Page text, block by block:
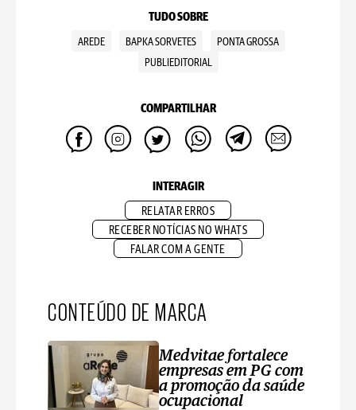
TUDO SOBRE
AREDE BAPKA SORVETES
PONTA GROSSA
PUBLIEDITORIAL
COMPARTILHAR
INTERAGIR
RELATAR ERROS
RECEBER NOTÍCIAS NO WHATS
FALAR COM A GENTE
CONTEÚDO DE MARCA
Medvitae fortalece
empresas em PG com
a promoção da saúde
ocupacional